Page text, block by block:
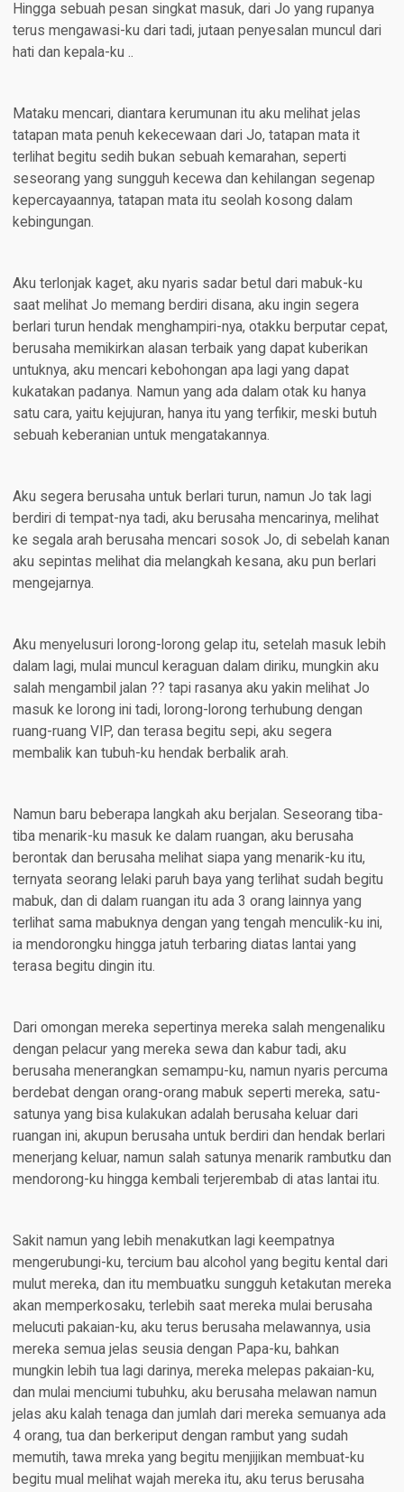
Hingga sebuah pesan singkat masuk, dari Jo yang rupanya
terus mengawasi-ku dari tadi, jutaan penyesalan muncul dari
hati dan kepala-ku ..
Mataku mencari, diantara kerumunan itu aku melihat jelas
tatapan mata penuh kekecewaan dari Jo, tatapan mata it
terlihat begitu sedih bukan sebuah kemarahan, seperti
seseorang yang sungguh kecewa dan kehilangan segenap
kepercayaannya, tatapan mata itu seolah kosong dalam
kebingungan.
Aku terlonjak kaget, aku nyaris sadar betul dari mabuk-ku
saat melihat Jo memang berdiri disana, aku ingin segera
berlari turun hendak menghampiri-nya, otakku berputar cepat,
berusaha memikirkan alasan terbaik yang dapat kuberikan
untuknya, aku mencari kebohongan apa lagi yang dapat
kukatakan padanya. Namun yang ada dalam otak ku hanya
satu cara, yaitu kejujuran, hanya itu yang terfikir, meski butuh
sebuah keberanian untuk mengatakannya.
Aku segera berusaha untuk berlari turun, namun Jo tak lagi
berdiri di tempat-nya tadi, aku berusaha mencarinya, melihat
ke segala arah berusaha mencari sosok Jo, di sebelah kanan
aku sepintas melihat dia melangkah kesana, aku pun berlari
mengejarnya.
Aku menyelusuri lorong-lorong gelap itu, setelah masuk lebih
dalam lagi, mulai muncul keraguan dalam diriku, mungkin aku
salah mengambil jalan ?? tapi rasanya aku yakin melihat Jo
masuk ke lorong ini tadi, lorong-lorong terhubung dengan
ruang-ruang VIP, dan terasa begitu sepi, aku segera
membalik kan tubuh-ku hendak berbalik arah.
Namun baru beberapa langkah aku berjalan. Seseorang tiba-
tiba menarik-ku masuk ke dalam ruangan, aku berusaha
berontak dan berusaha melihat siapa yang menarik-ku itu,
ternyata seorang lelaki paruh baya yang terlihat sudah begitu
mabuk, dan di dalam ruangan itu ada 3 orang lainnya yang
terlihat sama mabuknya dengan yang tengah menculik-ku ini,
ia mendorongku hingga jatuh terbaring diatas lantai yang
terasa begitu dingin itu.
Dari omongan mereka sepertinya mereka salah mengenaliku
dengan pelacur yang mereka sewa dan kabur tadi, aku
berusaha menerangkan semampu-ku, namun nyaris percuma
berdebat dengan orang-orang mabuk seperti mereka, satu-
satunya yang bisa kulakukan adalah berusaha keluar dari
ruangan ini, akupun berusaha untuk berdiri dan hendak berlari
menerjang keluar, namun salah satunya menarik rambutku dan
mendorong-ku hingga kembali terjerembab di atas lantai itu.
Sakit namun yang lebih menakutkan lagi keempatnya
mengerubungi-ku, tercium bau alcohol yang begitu kental dari
mulut mereka, dan itu membuatku sungguh ketakutan mereka
akan memperkosaku, terlebih saat mereka mulai berusaha
melucuti pakaian-ku, aku terus berusaha melawannya, usia
mereka semua jelas seusia dengan Papa-ku, bahkan
mungkin lebih tua lagi darinya, mereka melepas pakaian-ku,
dan mulai menciumi tubuhku, aku berusaha melawan namun
jelas aku kalah tenaga dan jumlah dari mereka semuanya ada
4 orang, tua dan berkeriput dengan rambut yang sudah
memutih, tawa mreka yang begitu menjijikan membuat-ku
begitu mual melihat wajah mereka itu, aku terus berusaha